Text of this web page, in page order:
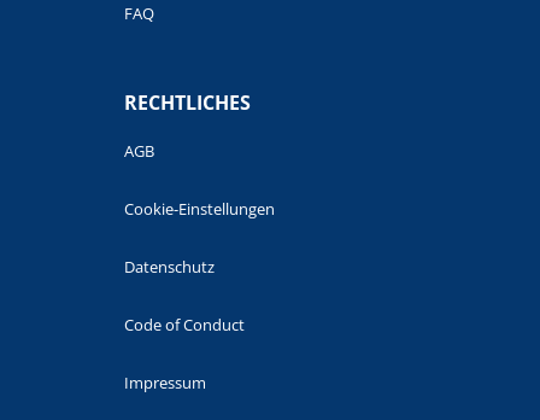
FAQ
RECHTLICHES
AGB
Cookie-Einstellungen
Datenschutz
Code of Conduct
Impressum